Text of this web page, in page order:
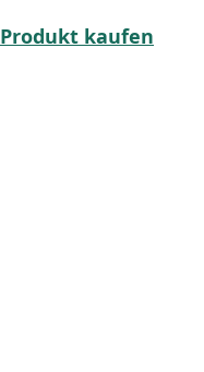
Produkt kaufen